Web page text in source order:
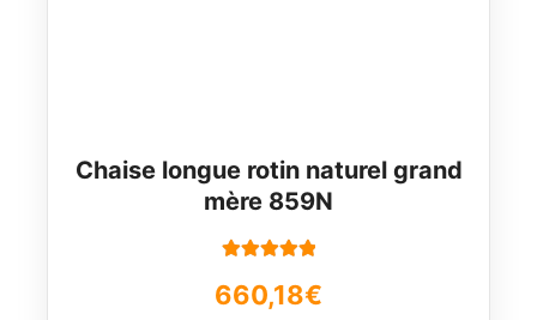
Chaise longue rotin naturel grand
mère 859N
5
660,18€